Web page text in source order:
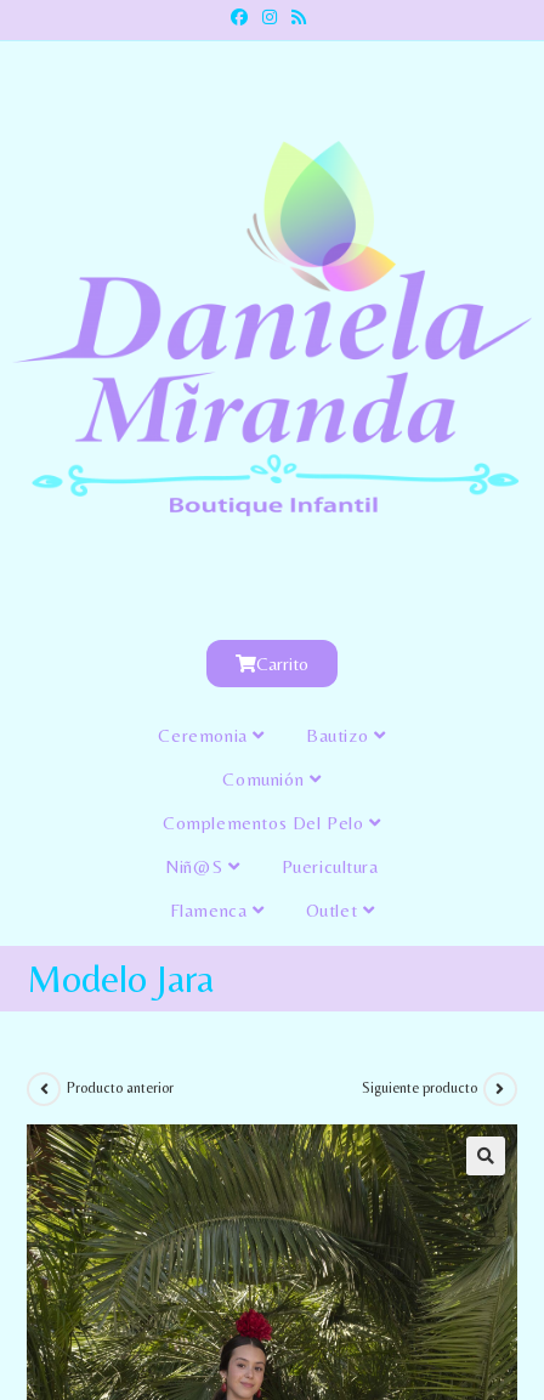
Carrito
Ceremonia Bautizo
Comunión
Complementos Del Pelo
Niñ@s Puericultura
Flamenca Outlet
Modelo Jara
Producto anterior Siguiente producto